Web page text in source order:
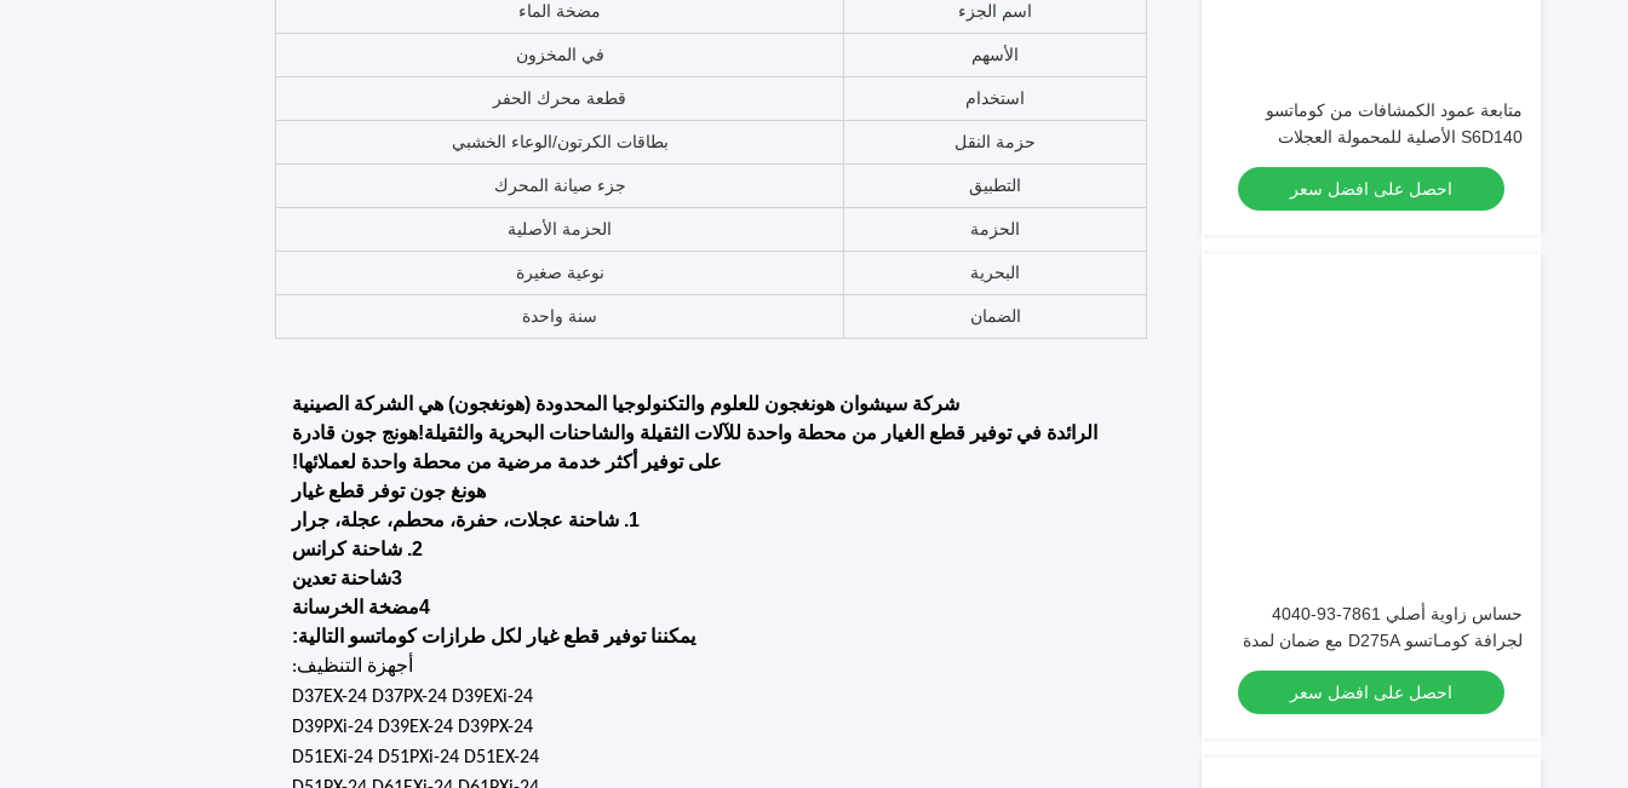
متابعة عمود الكمشافات من كوماتسو
S6D140 الأصلية للمحمولة العجلات
WA500-3
احصل على افضل سعر
حساس زاوية أصلي 7861-93-4040
لجرافة كومـاتسو D275A مع ضمان لمدة
عام واحد
احصل على افضل سعر
اسم الجزء مضخة الماء
الأسهم في المخزون
استخدام قطعة محرك الحفر
حزمة النقل بطاقات الكرتون/الوعاء الخشبي
التطبيق جزء صيانة المحرك
الحزمة الحزمة الأصلية
البحرية نوعية صغيرة
الضمان سنة واحدة
شركة سيشوان هونغجون للعلوم والتكنولوجيا المحدودة (هونغجون) هي الشركة الصينية
الرائدة في توفير قطع الغيار من محطة واحدة للآلات الثقيلة والشاحنات البحرية والثقيلة!هونج جون قادرة
على توفير أكثر خدمة مرضية من محطة واحدة لعملائها!
هونغ جون توفر قطع غيار
1. شاحنة عجلات، حفرة، محطم، عجلة، جرار
2. شاحنة كرانس
3شاحنة تعدين
4مضخة الخرسانة
يمكننا توفير قطع غيار لكل طرازات كوماتسو التالية:
أجهزة التنظيف:
D37EX-24 D37PX-24 D39EXi-24
D39PXi-24 D39EX-24 D39PX-24
D51EXi-24 D51PXi-24 D51EX-24